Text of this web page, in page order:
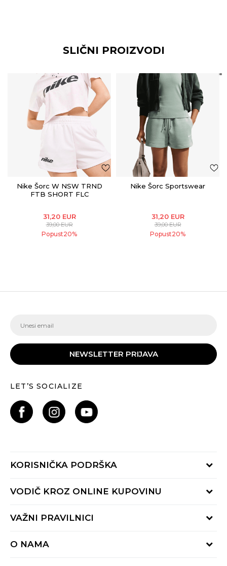
SLIČNI PROIZVODI
Nike Šorc W NSW TRND
FTB SHORT FLC
31,20 EUR
39,00EUR
Popust20%
Nike Šorc Sportswear
31,20 EUR
39,00EUR
Popust20%
NEWSLETTER PRIJAVA
LET’S SOCIALIZE
KORISNIČKA PODRŠKA
Provjeri status porudžbine
Radno vrijeme 9-16h
VODIČ KROZ ONLINE KUPOVINU
Načini isporuke
Reklamacije
VAŽNI PRAVILNICI
O NAMA